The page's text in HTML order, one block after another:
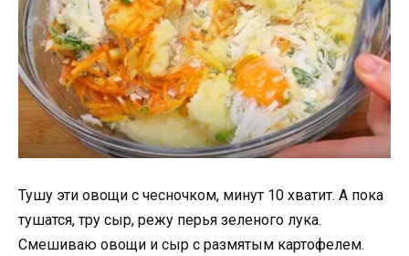
Тушу эти овощи с чесночком, минут 10 хватит. А пока
тушатся, тру сыр, режу перья зеленого лука.
Смешиваю овощи и сыр с размятым картофелем.